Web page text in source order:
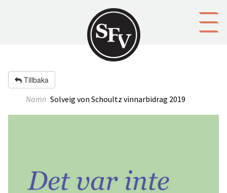
Tillbaka
Namn Solveig von Schoultz vinnarbidrag 2019